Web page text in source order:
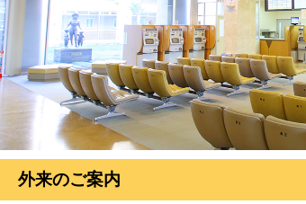
外来のご案内